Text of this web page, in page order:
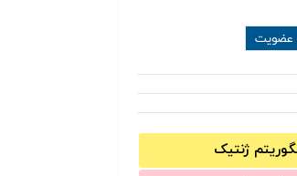
ژنتیک